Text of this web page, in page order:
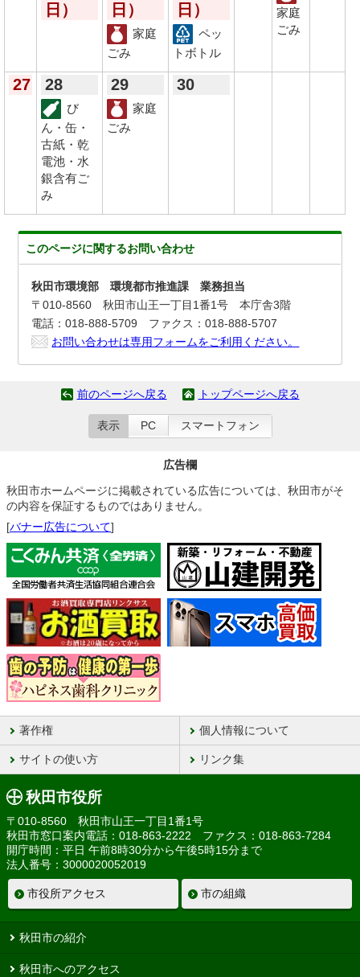
日）
日）
家庭
ごみ
日）
ペッ
トボトル
家庭
ごみ
27 28
び
ん・缶・
古紙・乾
電池・水
銀含有ご
み
29
家庭
ごみ
30
このページに関するお問い合わせ
秋田市環境部 環境都市推進課 業務担当
〒010-8560 秋田市山王一丁目1番1号 本庁舎3階
電話：018-888-5709 ファクス：018-888-5707
お問い合わせは専用フォームをご利用ください。
前のページへ戻る トップページへ戻る
表示 PC スマートフォン
広告欄
秋田市ホームページに掲載されている広告については、秋田市がそ
の内容を保証するものではありません。
[バナー広告について]
著作権 個人情報について
サイトの使い方 リンク集
秋田市役所
〒010-8560 秋田市山王一丁目1番1号
秋田市窓口案内電話：018-863-2222 ファクス：018-863-7284
開庁時間：平日 午前8時30分から午後5時15分まで
法人番号：3000020052019
市役所アクセス 市の組織
秋田市の紹介
秋田市へのアクセス